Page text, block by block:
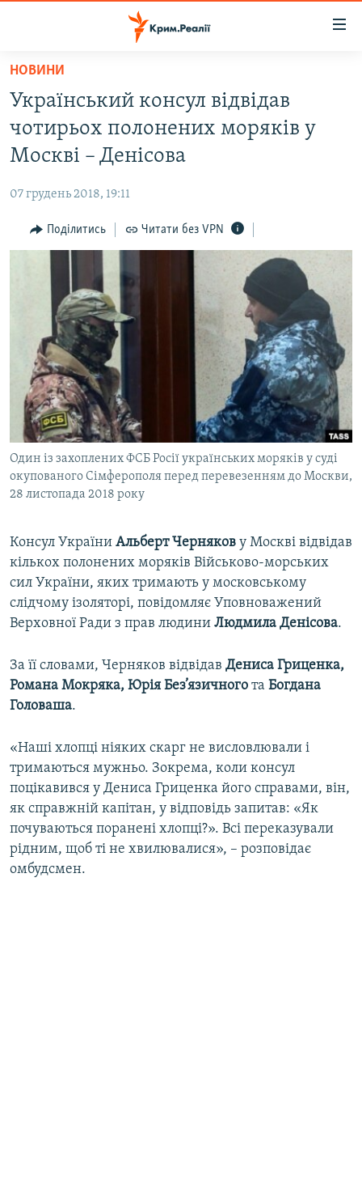
Перейти
основного
матеріалу
Перейти
до
основної
навігації
Перейти
до
ВОДА.КРИМ
ВІДЕО ТА ФОТО
БЛОГИ
ПОГЛЯД
ІНТЕРВ'Ю
ВСЕ ЗА ДЕНЬ
СПЕЦПРОЕКТИ
ДЕПОРТАЦІЯ
ВІДЕОУРОКИ «ELIFBE»
СВІДЧЕННЯ ОКУПАЦІЇ
УКРАЇНСЬКА ПРОБЛЕМА КРИМУ
ІНФОГРАФІКА
ЯК ОБІЙТИ БЛОКУВАННЯ
Русский
Qırımtatar
ДОЛУЧАЙСЯ!
Усі сайти RFE/RL
НОВИНИ
Український консул відвідав
чотирьох полонених моряків у
Москві – Денісова
07 грудень 2018, 19:11
Поділитись Читати без VPN
Один із захоплених ФСБ Росії українських моряків у суді
окупованого Сімферополя перед перевезенням до Москви,
28 листопада 2018 року
Консул України Альберт Черняков у Москві відвідав
кількох полонених моряків Військово-морських
сил України, яких тримають у московському
слідчому ізоляторі, повідомляє Уповноважений
Верховної Ради з прав людини Людмила Денісова.
За її словами, Черняков відвідав Дениса Гриценка,
Романа Мокряка, Юрія Без’язичного та Богдана
Головаша.
«Наші хлопці ніяких скарг не висловлювали і
тримаються мужньо. Зокрема, коли консул
поцікавився у Дениса Гриценка його справами, він,
як справжній капітан, у відповідь запитав: «Як
почуваються поранені хлопці?». Всі переказували
рідним, щоб ті не хвилювалися», – розповідає
омбудсмен.